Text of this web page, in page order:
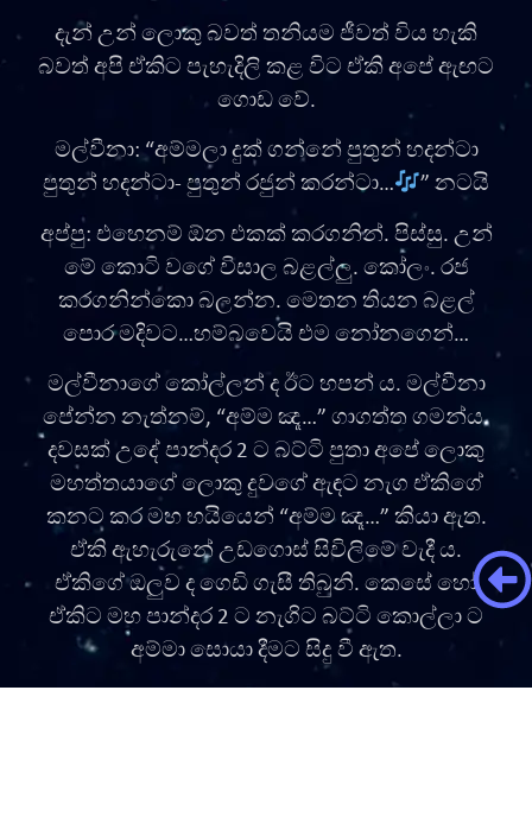
දැන් උන් ලොකු බවත් තනියම ජීවත් විය හැකි
බවත් අපි ඒකිට පැහැදිලි කළ විට ඒකි අපේ ඇඟට
ගොඩ වේ.
මල්වීනා: “අම්මලා දුක් ගන්නේ පුතුන් හදන්ටා
පුතුන් හදන්ටා- පුතුන් රජුන් කරන්ටා…
” නටයි
අප්පු: එහෙනම් ඕන එකක් කරගනින්. පිස්සු. උන්
මේ කොටි වගේ විසාල බළල්ලු. කෝලං. රජ
කරගනින්කො බලන්න. මෙතන තියන බළල්
පොර මදිවට…හම්බවෙයි එම නෝනගෙන්…
මල්වීනාගේ කෝල්ලන් ද ඊට හපන් ය. මල්වීනා
පේන්න නැත්නම්, “අම්ම ඤෑ…” ගාගත්ත ගමන්ය.
දවසක් උදේ පාන්දර 2 ට බට්ටි පුතා අපේ ලොකු
මහත්තයාගේ ලොකු දුවගේ ඇඳට නැග ඒකිගේ
කනට කර මහ හයියෙන් “අම්ම ඤෑ…” කියා ඇත.
ඒකි ඇහැරුනේ උඩගොස් සිවිලිමේ වැදී ය.
ඒකිගේ ඔලුව ද ගෙඩි ගැසී තිබුනි. කෙසේ හෝ
ඒකිට මහ පාන්දර 2 ට නැගිට බට්ටි කොල්ලා ට
අම්මා සොයා දීමට සිදු වී ඇත.